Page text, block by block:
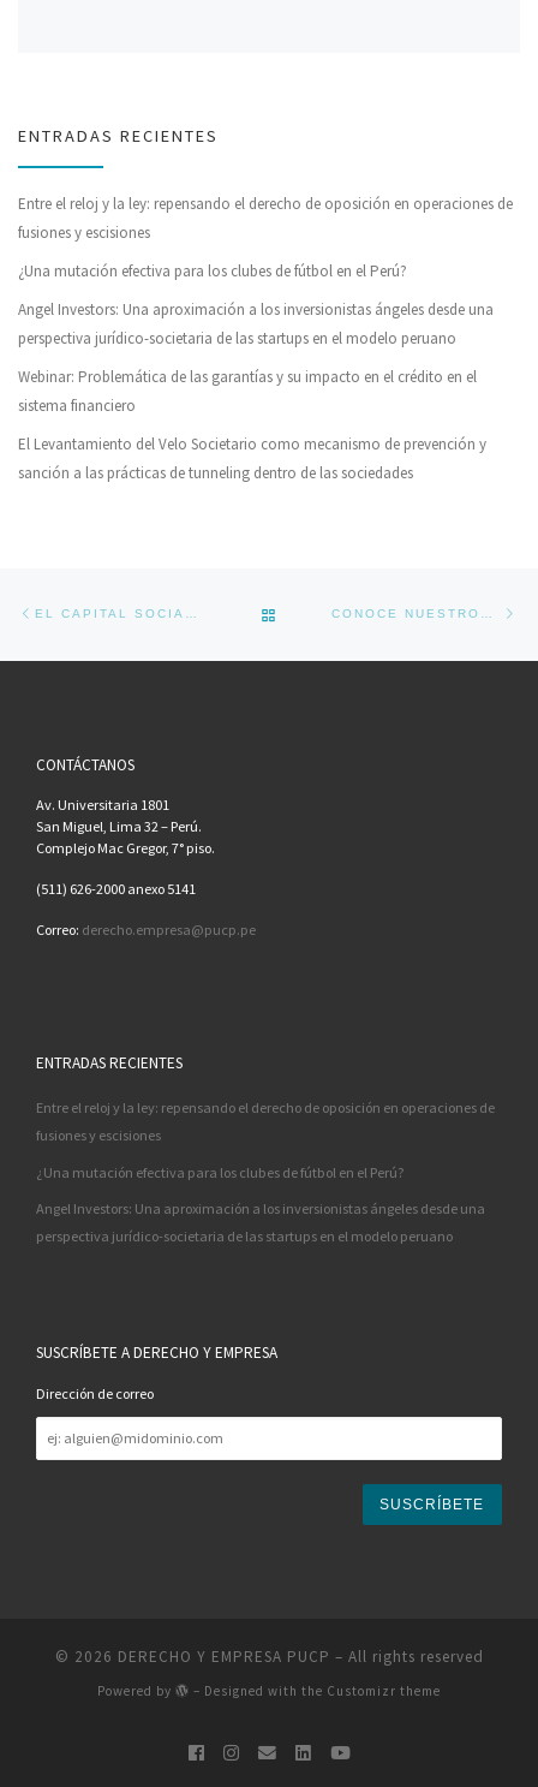
ENTRADAS RECIENTES
Entre el reloj y la ley: repensando el derecho de oposición en operaciones de
fusiones y escisiones
¿Una mutación efectiva para los clubes de fútbol en el Perú?
Angel Investors: Una aproximación a los inversionistas ángeles desde una
perspectiva jurídico-societaria de las startups en el modelo peruano
Webinar: Problemática de las garantías y su impacto en el crédito en el
sistema financiero
El Levantamiento del Velo Societario como mecanismo de prevención y
sanción a las prácticas de tunneling dentro de las sociedades
BACK TO POST LIST
CONTÁCTANOS
Av. Universitaria 1801
San Miguel, Lima 32 – Perú.
Complejo Mac Gregor, 7° piso.
(511) 626-2000 anexo 5141
Correo: derecho.empresa@pucp.pe
ENTRADAS RECIENTES
Entre el reloj y la ley: repensando el derecho de oposición en operaciones de
fusiones y escisiones
¿Una mutación efectiva para los clubes de fútbol en el Perú?
Angel Investors: Una aproximación a los inversionistas ángeles desde una
perspectiva jurídico-societaria de las startups en el modelo peruano
SUSCRÍBETE A DERECHO Y EMPRESA
Dirección de correo
de
correo
© 2026 DERECHO Y EMPRESA PUCP – All rights reserved
Powered by – Designed with the Customizr theme